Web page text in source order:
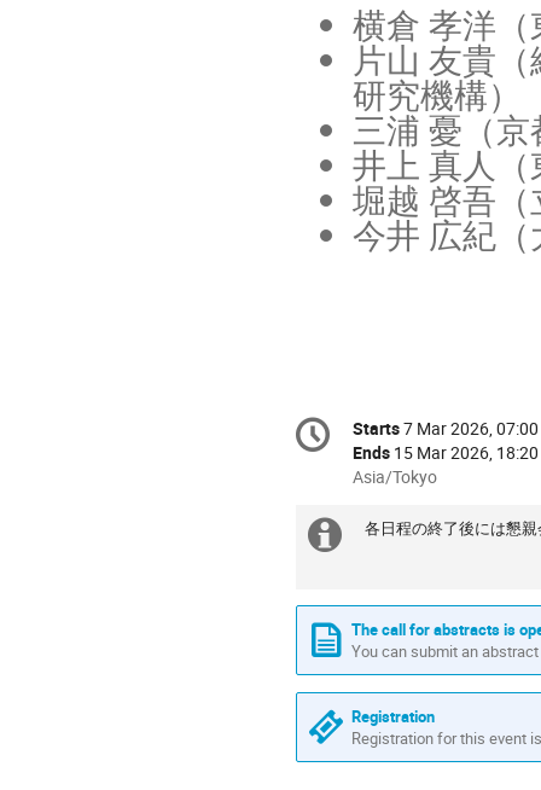
横倉 孝洋
片山 友貴
研究機構）
三浦 憂（
井上 真人
堀越 啓吾
今井 広紀
Conference
information
Date/Time
Starts7 Mar 2026, 07:00
Ends 15 Mar 2026, 18:20
All
are
Asia/Tokyo
Extra
各日程の終了後には懇
The call for abstracts is
You can submit an
Registration
Registration for this event